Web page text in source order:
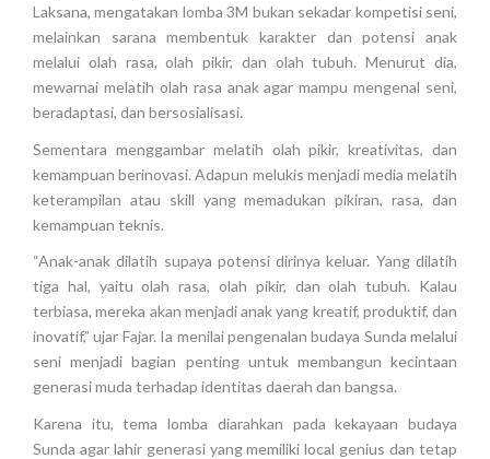
Laksana, mengatakan lomba 3M bukan sekadar kompetisi seni,
melainkan sarana membentuk karakter dan potensi anak
melalui olah rasa, olah pikir, dan olah tubuh. Menurut dia,
mewarnai melatih olah rasa anak agar mampu mengenal seni,
beradaptasi, dan bersosialisasi.
Sementara menggambar melatih olah pikir, kreativitas, dan
kemampuan berinovasi. Adapun melukis menjadi media melatih
keterampilan atau skill yang memadukan pikiran, rasa, dan
kemampuan teknis.
“Anak-anak dilatih supaya potensi dirinya keluar. Yang dilatih
tiga hal, yaitu olah rasa, olah pikir, dan olah tubuh. Kalau
terbiasa, mereka akan menjadi anak yang kreatif, produktif, dan
inovatif,” ujar Fajar. Ia menilai pengenalan budaya Sunda melalui
seni menjadi bagian penting untuk membangun kecintaan
generasi muda terhadap identitas daerah dan bangsa.
Karena itu, tema lomba diarahkan pada kekayaan budaya
Sunda agar lahir generasi yang memiliki local genius dan tetap